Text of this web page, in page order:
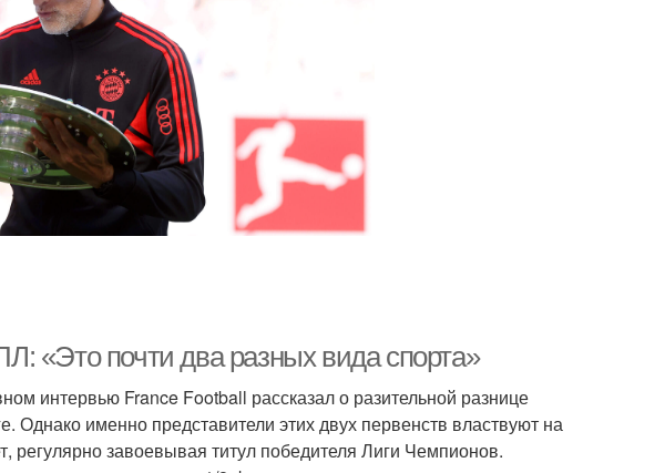
«Это почти два разных вида спорта»
интервью France Football рассказал о разительной разнице
именно представители этих двух первенств властвуют на
регулярно завоевывая титул победителя Лиги Чемпионов.